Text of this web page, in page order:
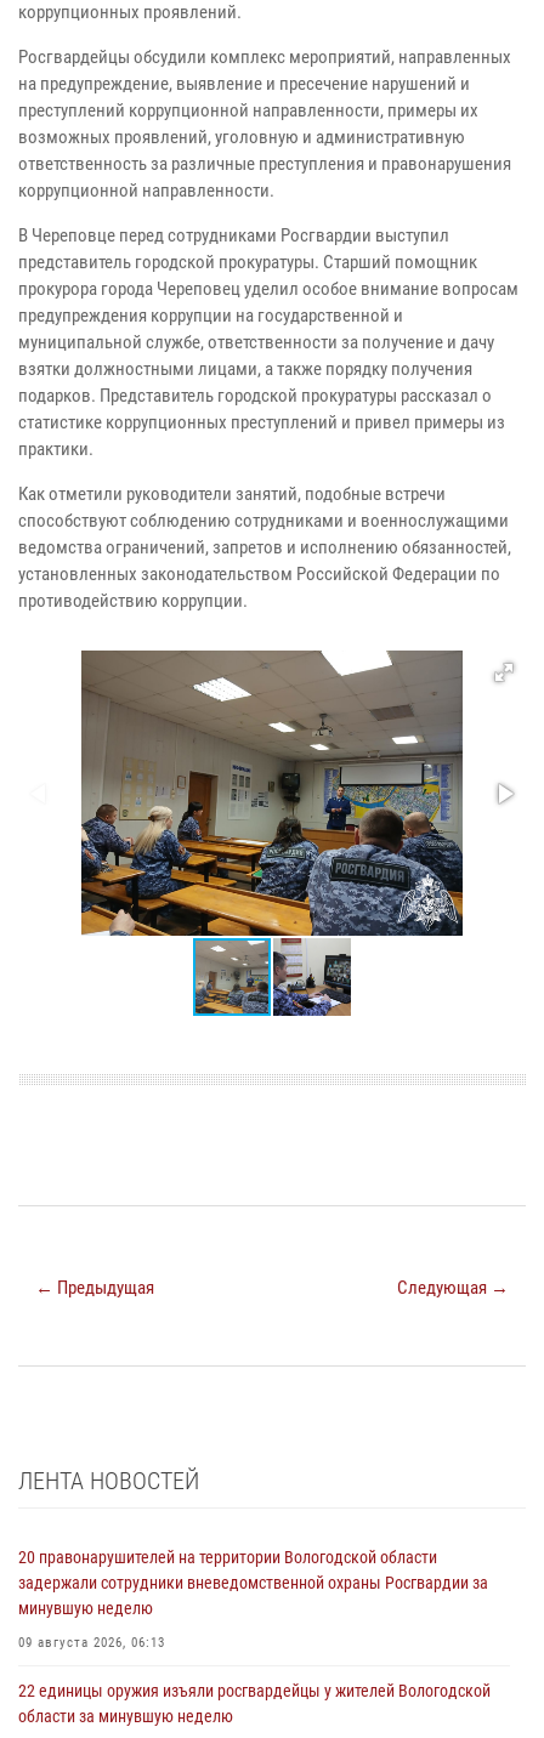
коррупционных проявлений.
Росгвардейцы обсудили комплекс мероприятий, направленных
на предупреждение, выявление и пресечение нарушений и
преступлений коррупционной направленности, примеры их
возможных проявлений, уголовную и административную
ответственность за различные преступления и правонарушения
коррупционной направленности.
В Череповце перед сотрудниками Росгвардии выступил
представитель городской прокуратуры. Старший помощник
прокурора города Череповец уделил особое внимание вопросам
предупреждения коррупции на государственной и
муниципальной службе, ответственности за получение и дачу
взятки должностными лицами, а также порядку получения
подарков. Представитель городской прокуратуры рассказал о
статистике коррупционных преступлений и привел примеры из
практики.
Как отметили руководители занятий, подобные встречи
способствуют соблюдению сотрудниками и военнослужащими
ведомства ограничений, запретов и исполнению обязанностей,
установленных законодательством Российской Федерации по
противодействию коррупции.
← Предыдущая Следующая →
ЛЕНТА НОВОСТЕЙ
20 правонарушителей на территории Вологодской области
задержали сотрудники вневедомственной охраны Росгвардии за
минувшую неделю
09 августа 2026, 06:13
22 единицы оружия изъяли росгвардейцы у жителей Вологодской
области за минувшую неделю